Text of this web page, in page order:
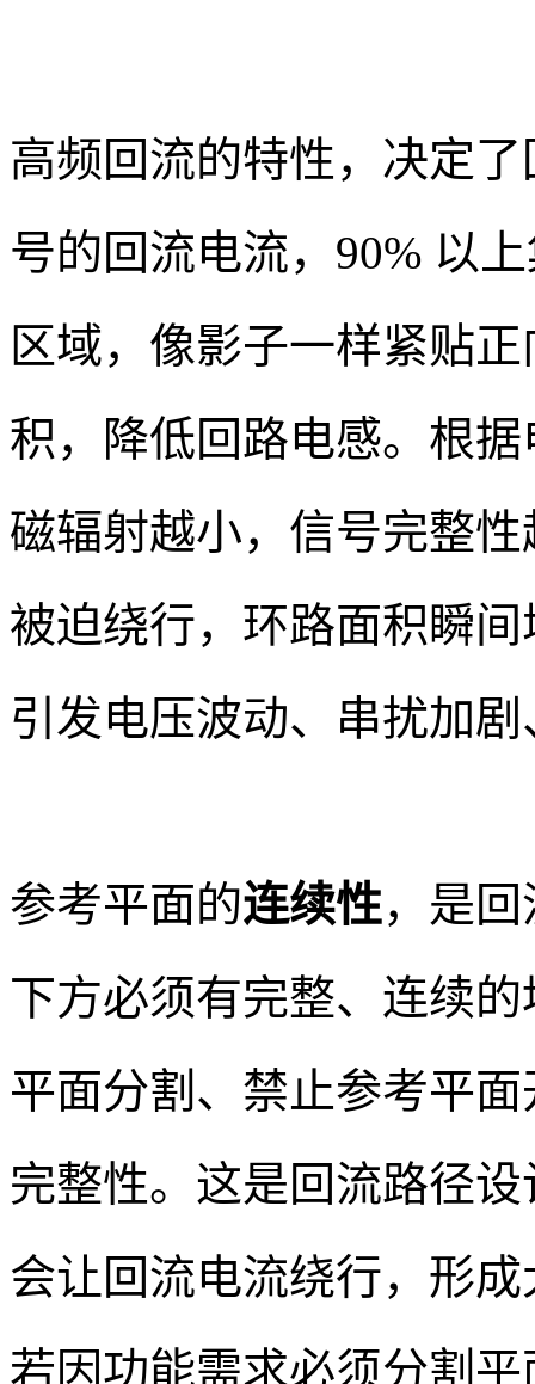
高频回流的特性，决定
号的回流电流，90% 以
区域，像影子一样紧贴
积，降低回路电感。根
磁辐射越小，信号完整
被迫绕行，环路面积瞬
引发电压波动、串扰加
参考平面的连续性，是
下方必须有完整、连续
平面分割、禁止参考平
完整性。这是回流路径设
会让回流电流绕行，形
若因功能需求必须分割